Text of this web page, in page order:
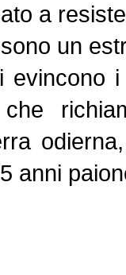
a
un
evincono
che
anni